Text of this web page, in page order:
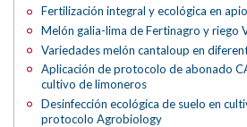
Fertilización integral y ecológica en apio
Melón galia-lima de Fertinagro y riego
Variedades melón cantaloup en
Aplicación de protocolo de abonado
cultivo de limoneros
Desinfección ecológica de suelo en
protocolo Agrobiology